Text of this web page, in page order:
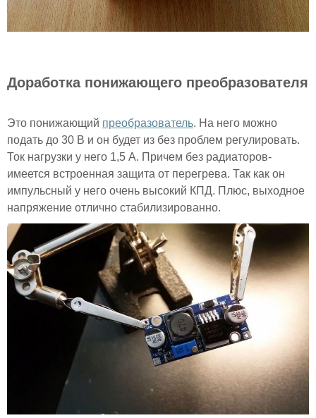
Доработка понижающего преобразователя
Это понижающий преобразователь. На него можно
подать до 30 В и он будет из без проблем регулировать.
Ток нагрузки у него 1,5 А. Причем без радиаторов-
имеется встроенная защита от перегрева. Так как он
импульсный у него очень высокий КПД. Плюс, выходное
напряжение отлично стабилизированно.